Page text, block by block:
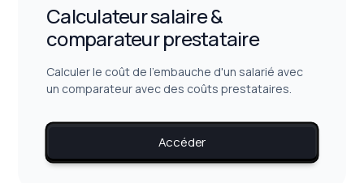
Calculateur salaire &
comparateur prestataire
Calculer le coût de l'embauche d'un salarié avec
un comparateur avec des coûts prestataires.
Accéder